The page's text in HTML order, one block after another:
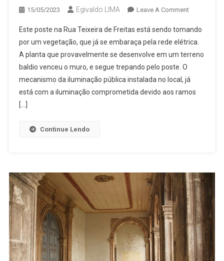
15/05/2023 Egivaldo LIMA Leave A CommentOn
TOMA
CONTA
DE
PRÓXIMO
AO
Este poste na Rua Teixeira de Freitas está sendo tomando
por um vegetação, que já se embaraça pela rede elétrica.
A planta que provavelmente se desenvolve em um terreno
baldio venceu o muro, e segue trepando pelo poste. O
mecanismo da iluminação pública instalada no local, já
está com a iluminação comprometida devido aos ramos
[…]
Continue Lendo